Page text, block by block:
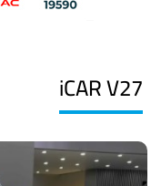
iCAR V27